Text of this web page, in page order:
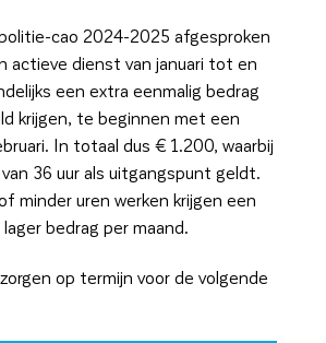
cao 2024-2025 afgesproken
actieve dienst van januari tot en
een extra eenmalig bedrag
krijgen, te beginnen met een
In totaal dus € 1.200, waarbij
36 uur als uitgangspunt geldt.
minder uren werken krijgen een
bedrag per maand.
op termijn voor de volgende